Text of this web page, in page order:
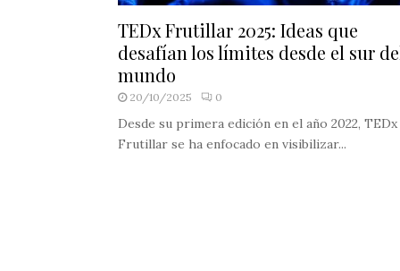
TEDx Frutillar 2025: Ideas que
desafían los límites desde el sur
mundo
20/10/2025 0
Desde su primera edición en el año 2022, TEDx
Frutillar se ha enfocado en visibilizar...